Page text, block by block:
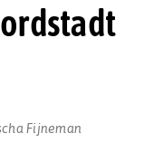
Fijneman